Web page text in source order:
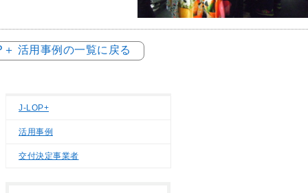
＋ 活用事例の一覧に戻る
J-LOP+
活用事例
交付決定事業者